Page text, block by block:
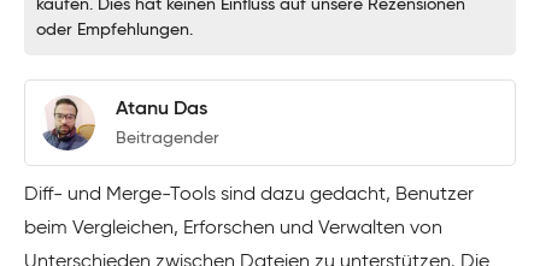
kaufen. Dies hat keinen Einfluss auf unsere Rezensionen
oder Empfehlungen.
Atanu Das
Beitragender
Diff- und Merge-Tools sind dazu gedacht, Benutzer
beim Vergleichen, Erforschen und Verwalten von